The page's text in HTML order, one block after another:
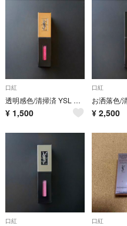
口紅
透明感色/清掃済 YSL イヴ・サンローラン ルージュ ピュールクチュール ヴェルニ レベルヌード 103 ピンクノータブー
¥ 1,500
口紅
¥ 2,500
口紅 口紅